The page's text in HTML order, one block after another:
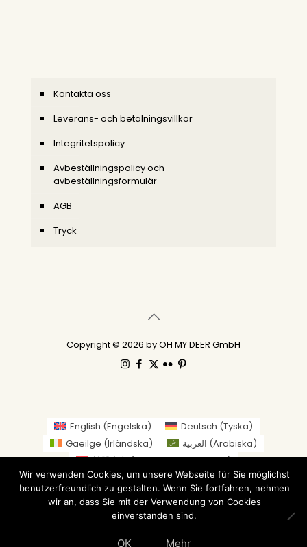
Kontakta oss
Leverans- och betalningsvillkor
Integritetspolicy
Avbeställningspolicy och
avbeställningsformulär
AGB
Tryck
Copyright © 2026 by OH MY DEER GmbH
English (Engelska) Deutsch (Tyska)
Gaeilge (Irländska) العربية (Arabiska)
繁體中文(Traditionell kinesiska)
Nederlands(Nederländska ) Suomi(Finska)
Français(Franska) Italiano(Italienska)
Japanska) Norsk bokmål
Wir verwenden Cookies, um unsere Webseite für Sie möglichst
benutzerfreundlich zu gestalten. Wenn Sie fortfahren, nehmen
wir an, dass Sie mit der Verwendung von Cookies
einverstanden sind.
OK Mehr